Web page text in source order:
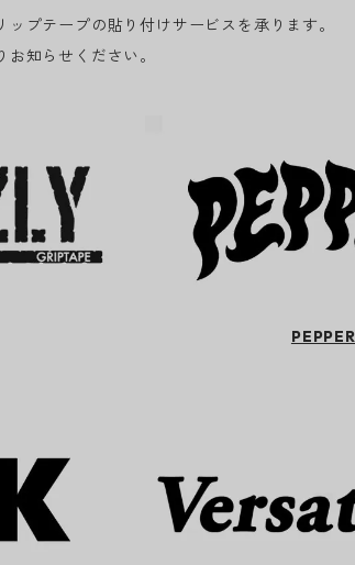
プテープの貼り付けサービスを承ります。
知らせください。
PEPPER